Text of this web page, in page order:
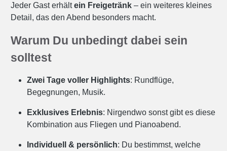
Jeder Gast erhältein Freigetränk – ein weiteres kleines
Detail, das den Abend besonders macht.
Warum Du unbedingt dabei sein
solltest
Zwei Tage voller Highlights: Rundflüge,
Begegnungen, Musik.
Exklusives Erlebnis: Nirgendwo sonst gibt es diese
Kombination aus Fliegen und Pianoabend.
Individuell & persönlich: Du bestimmst, welche